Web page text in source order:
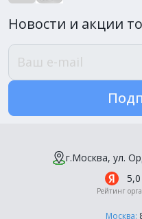
Новости и акции
г.Москва, ул.
5,0
Рейтинг
Москва: